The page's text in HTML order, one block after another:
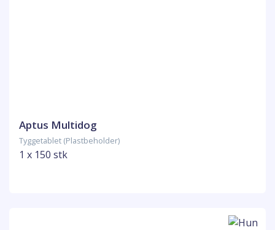
Aptus Multidog
Tyggetablet (Plastbeholder)
1 x 150 stk